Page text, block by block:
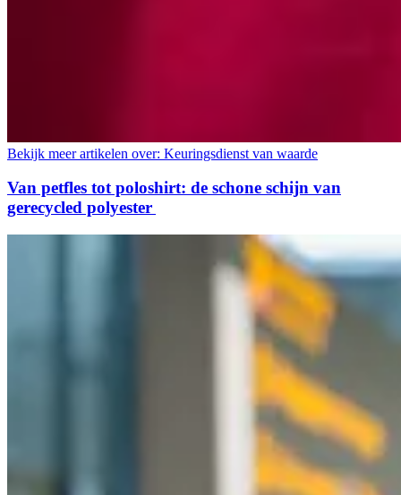
Bekijk meer artikelen over: Keuringsdienst van waarde
Van petfles tot poloshirt: de schone schijn van
gerecycled polyester